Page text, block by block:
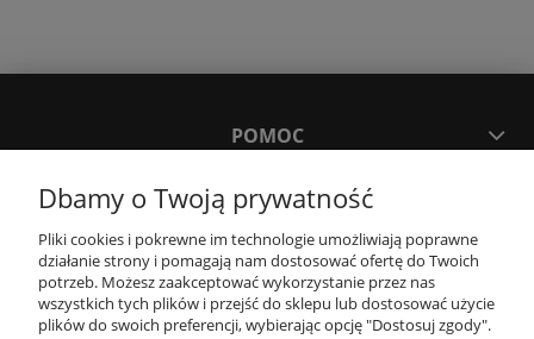
POMOC
MOJE KONTO
PŁATNOŚCI I DOSTAWA
Dbamy o Twoją prywatność
Pliki cookies i pokrewne im technologie umożliwiają poprawne
działanie strony i pomagają nam dostosować ofertę do Twoich
potrzeb. Możesz zaakceptować wykorzystanie przez nas
wszystkich tych plików i przejść do sklepu lub dostosować użycie
plików do swoich preferencji, wybierając opcję "Dostosuj zgody".